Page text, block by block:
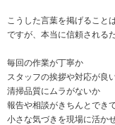
こうした言葉を掲げること
ですが、本当に信頼される
毎回の作業が丁寧か
スタッフの挨拶や対応が良
清掃品質にムラがないか
報告や相談がきちんとでき
小さな気づきを現場に活か